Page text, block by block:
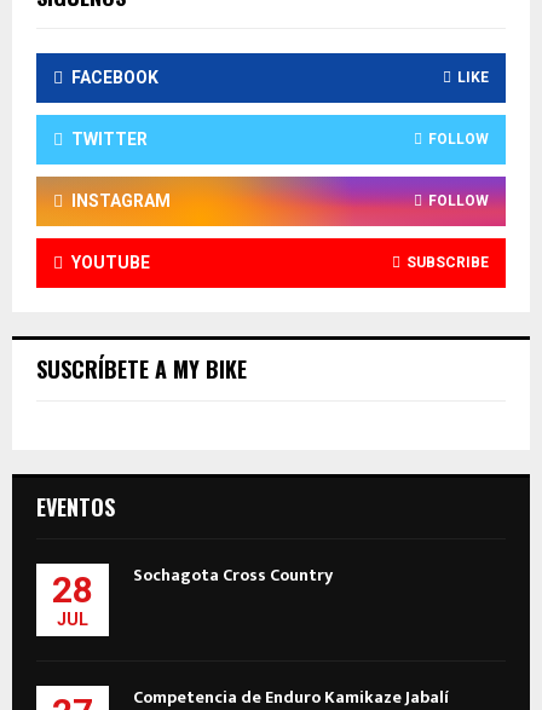
FACEBOOK LIKE
TWITTER FOLLOW
INSTAGRAM FOLLOW
YOUTUBE SUBSCRIBE
SUSCRÍBETE A MY BIKE
EVENTOS
28
JUL
Sochagota Cross Country
Competencia de Enduro Kamikaze Jabalí